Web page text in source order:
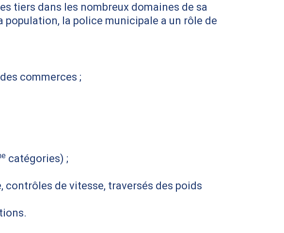
tiers dans les nombreux domaines de sa
la police municipale a un rôle de
commerces ;
catégories) ;
de vitesse, traversés des poids